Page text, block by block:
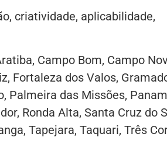
criatividade, aplicabilidade,
Campo Bom, Campo
Fortaleza dos Valos,
Palmeira das Missões,
Ronda Alta, Santa Cruz do
Tapejara, Taquari, Três